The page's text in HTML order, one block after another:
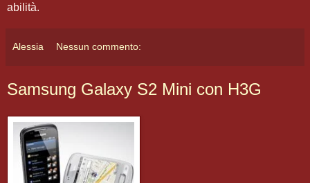
abilità.
Alessia Nessun commento:
Samsung Galaxy S2 Mini con H3G